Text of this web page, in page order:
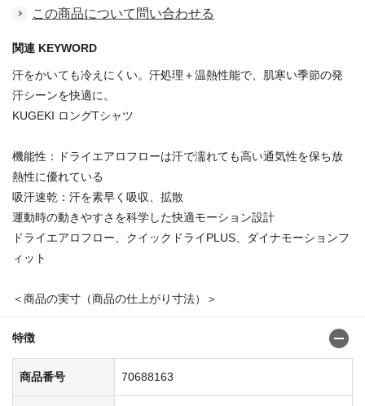
この商品について問い合わせる
関連 KEYWORD
汗をかいても冷えにくい。汗処理＋温熱性能で、肌寒い季節の発
汗シーンを快適に。
KUGEKI ロングTシャツ
機能性：ドライエアロフローは汗で濡れても高い通気性を保ち放
熱性に優れている
吸汗速乾：汗を素早く吸収、拡散
運動時の動きやすさを科学した快適モーション設計
ドライエアロフロー、クイックドライPLUS、ダイナモーションフ
ィット
＜商品の実寸（商品の仕上がり寸法）＞
特徴
商品番号 70688163